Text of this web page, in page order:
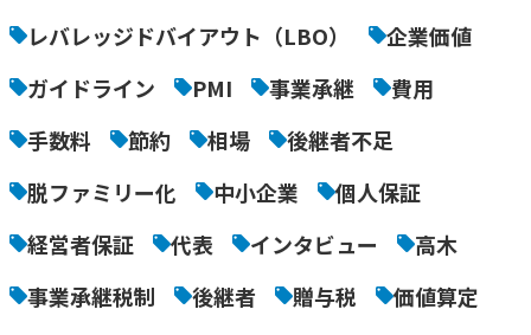
レバレッジドバイアウト（LBO）
企業価値
ガイドライン
PMI 事業承継
費用
手数料
節約 相場
後継者不足
脱ファミリー化
中小企業
個人保証
経営者保証
代表 インタビュー
高木
事業承継税制
後継者 贈与税
価値算定